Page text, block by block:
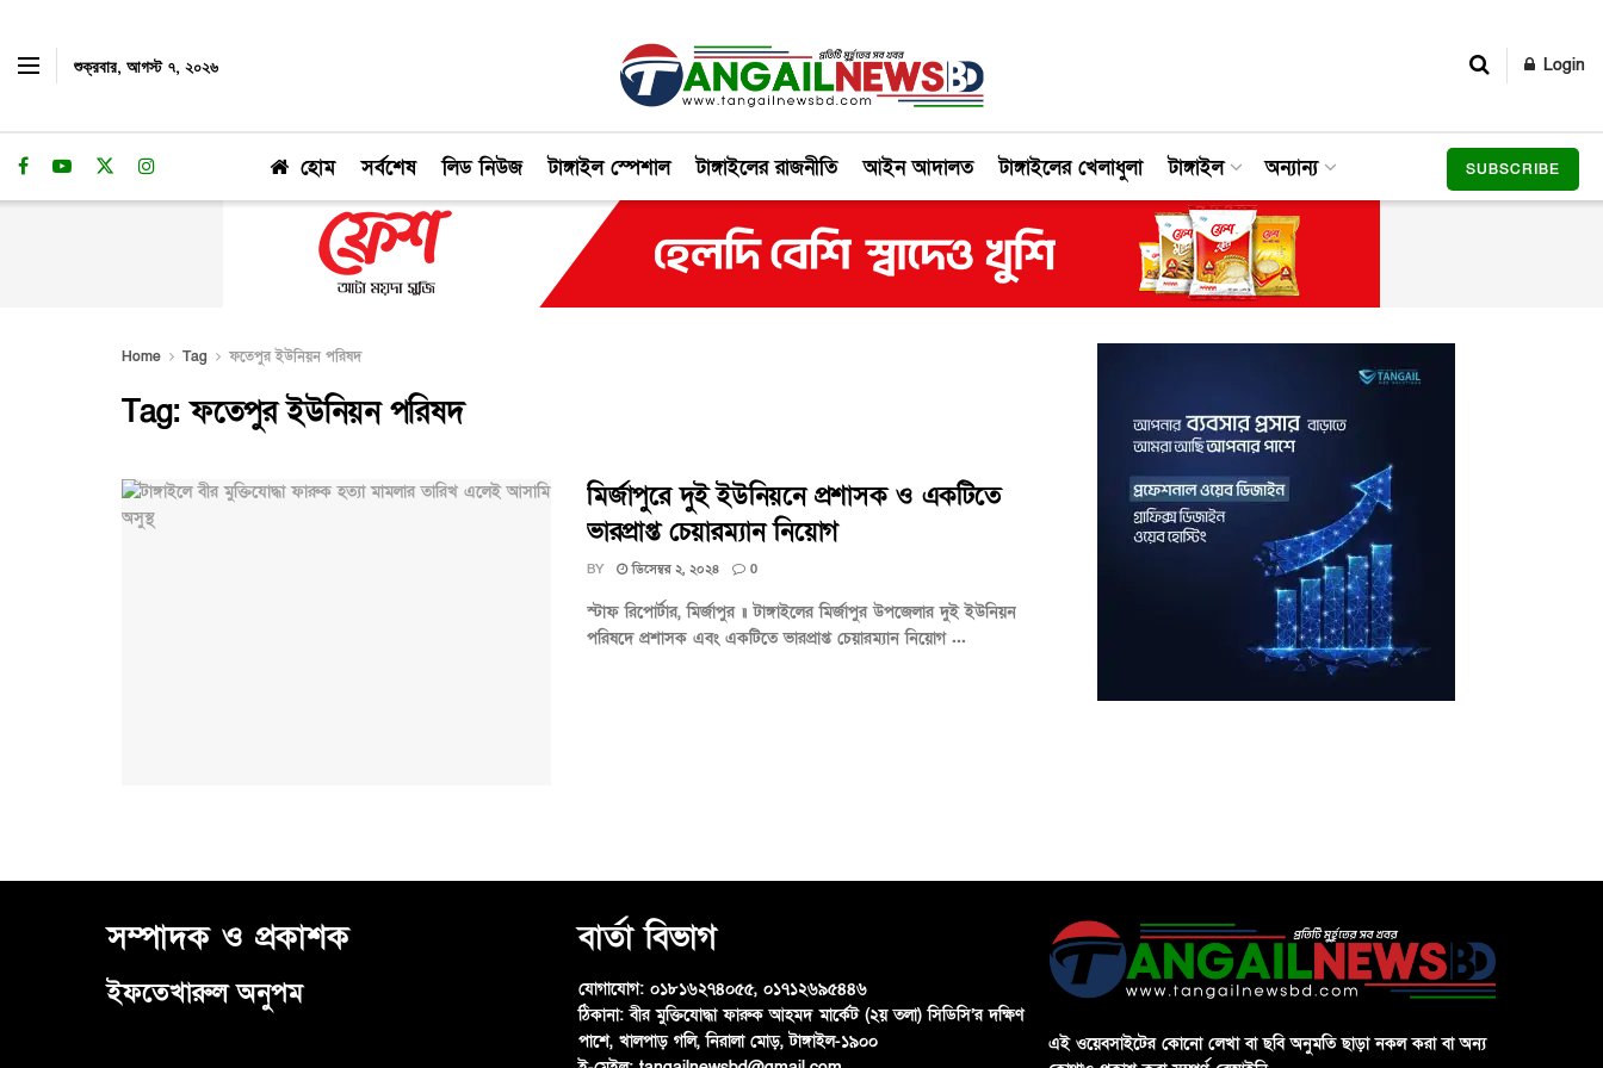
শুক্রবার, আগস্ট ৭, ২০২৬ Login
হোম সর্বশেষ লিড নিউজ টাঙ্গাইল স্পেশাল টাঙ্গাইলের রাজনীতি আইন আদালত টাঙ্গাইলের খেলাধুলা টাঙ্গাইল অন্যান্য SUBSCRIBE
Home Tag ফতেপুর ইউনিয়ন পরিষদ
Tag:ফতেপুর ইউনিয়ন পরিষদ
মির্জাপুরে দুই ইউনিয়নে প্রশাসক ও একটিতে
ভারপ্রাপ্ত চেয়ারম্যান নিয়োগ
BY ডিসেম্বর ২, ২০২৪ 0
স্টাফ রিপোর্টার, মির্জাপুর ॥ টাঙ্গাইলের মির্জাপুর উপজেলার দুই ইউনিয়ন
পরিষদে প্রশাসক এবং একটিতে ভারপ্রাপ্ত চেয়ারম্যান নিয়োগ ...
সম্পাদক ও প্রকাশক
ইফতেখারুল অনুপম
বার্তা বিভাগ
যোগাযোগ: ০১৮১৬২৭৪০৫৫, ০১৭১২৬৯৫৪৪৬
ঠিকানা:বীর মুক্তিযোদ্ধা ফারুক আহমদ মার্কেট (২য় তলা) সিডিসি’র দক্ষিণ
পাশে, খালপাড় গলি, নিরালা মোড়, টাঙ্গাইল-১৯০০
এই ওয়েবসাইটের কোনো লেখা বা ছবি অনুমতি ছাড়া নকল করা বা অন্য